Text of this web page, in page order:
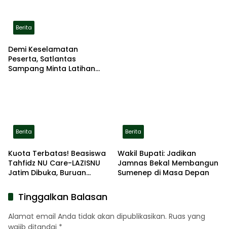
Berita
Demi Keselamatan
Peserta, Satlantas
Sampang Minta Latihan
Berita
Kuota Terbatas! Beasiswa
Tahfidz NU Care-LAZISNU
Jatim Dibuka, Buruan
Berita
Wakil Bupati: Jadikan
Jamnas Bekal Membangun
Sumenep di Masa Depan
Tinggalkan Balasan
Alamat email Anda tidak akan dipublikasikan. Ruas yang
wajib ditandai *